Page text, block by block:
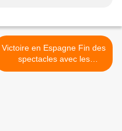
Victoire en Espagne Fin des
spectacles avec les
dauphins au zoo de